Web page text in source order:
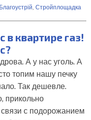
Благоустрій, Стройплощадка
в квартире газ!
А у нас уголь. А
топим нашу печку
Так дешевле.
прикольно
с подорожанием